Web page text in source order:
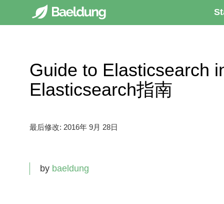
Guide to Elasticsearch
Elasticsearch指南
最后修改: 2016年 9月 28日
by baeldung